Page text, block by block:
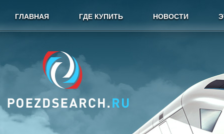
ГЛАВНАЯ ГДЕ КУПИТЬ НОВОСТИ